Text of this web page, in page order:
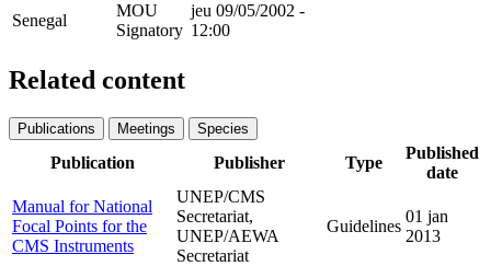
Senegal
MOU
Signatory
jeu 09/05/2002 -
12:00
Related content
Publications Meetings Species
Publication Publisher Type
Published
date
Manual for National
Focal Points for the
CMS Instruments
UNEP/CMS
Secretariat,
UNEP/AEWA
Secretariat
Guidelines
01 jan
2013